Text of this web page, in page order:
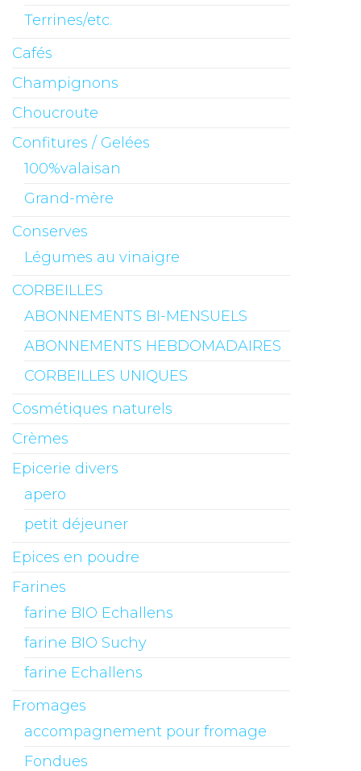
Terrines/etc.
Cafés
Champignons
Choucroute
Confitures / Gelées
100%valaisan
Grand-mère
Conserves
Légumes au vinaigre
CORBEILLES
ABONNEMENTS BI-MENSUELS
ABONNEMENTS HEBDOMADAIRES
CORBEILLES UNIQUES
Cosmétiques naturels
Crèmes
Epicerie divers
apero
petit déjeuner
Epices en poudre
Farines
farine BIO Echallens
farine BIO Suchy
farine Echallens
Fromages
accompagnement pour fromage
Fondues